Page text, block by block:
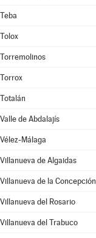
Teba
Tolox
Torremolinos
Torrox
Totalán
Valle de Abdalajís
Vélez-Málaga
Villanueva de Algaidas
Villanueva de la Concepción
Villanueva del Rosario
Villanueva del Trabuco